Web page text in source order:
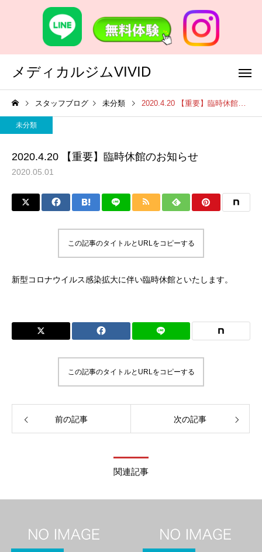
メディカルジムVIVID
スタッフブログ 未分類 2020.4.20 【重要】臨時休館のお知らせ
未分類
2020.4.20 【重要】臨時休館のお知らせ
2020.05.01
この記事のタイトルとURLをコピーする
新型コロナウイルス感染拡大に伴い臨時休館といたします。
この記事のタイトルとURLをコピーする
前の記事 次の記事
関連記事